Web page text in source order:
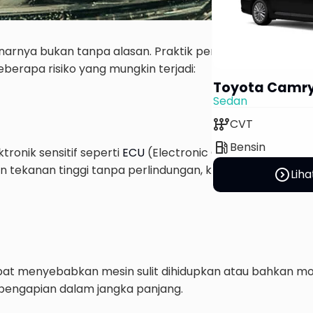
bukan tanpa alasan. Praktik pembersihan yang
risiko yang mungkin terjadi:
sensitif seperti ECU (Electronic Control Unit),
tinggi tanpa perlindungan, komponen ini bisa
menyebabkan mesin sulit dihidupkan atau bahkan
dalam jangka panjang.
Toyota
Sedan
auto_transmissionCVT
local_gas_stationBensin
expand_circle_right